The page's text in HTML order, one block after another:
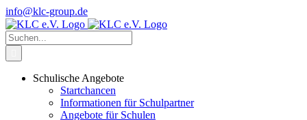
Zum
Inhalt
springen
info@klc-group.de
Facebook
Instagram
Suche
nach:
Schulische Angebote
Startchancen
Informationen für Schulpartner
Angebote für Schulen